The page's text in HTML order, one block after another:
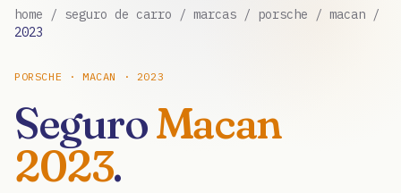
home / seguro de carro / marcas / porsche / macan /
2023
PORSCHE ·MACAN · 2023
SeguroMacan
2023.